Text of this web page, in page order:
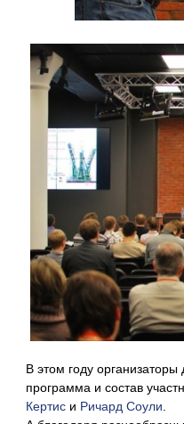
В этом году
программа и состав
Кертис и Ричард Соули